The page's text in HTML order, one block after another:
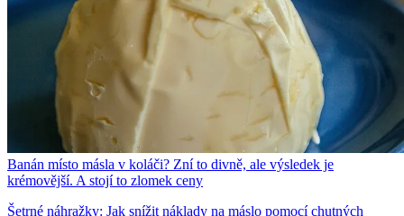
Banán místo másla v koláči? Zní to divně, ale výsledek je
krémovější. A stojí to zlomek ceny
Šetrné náhražky: Jak snížit náklady na máslo pomocí chutných